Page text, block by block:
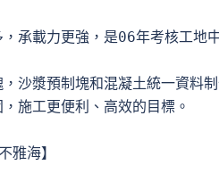
承載力更強，是06年考核工地
沙漿預制塊和混凝土統一資料
，施工更便利、高效的目標。
雅海】